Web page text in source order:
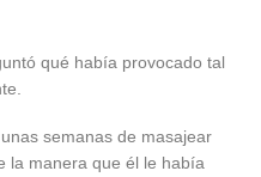
qué había provocado tal
semanas de masajear
la manera que él le había